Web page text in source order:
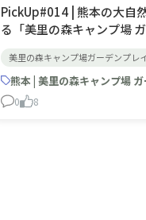
PickUp#014 | 熊本の大自
る「美里の森キャンプ場
ーサイトに、豊富なコテ
らゆるキャンプニーズに応
熊本市内から１時間とい
美里の森キャンプ場ガーデンプレ
熊本 | 美里の森キャンプ場
0 8